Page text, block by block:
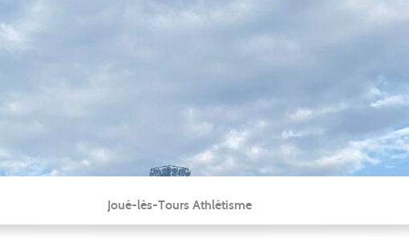
Joué-lès-Tours Athlétisme